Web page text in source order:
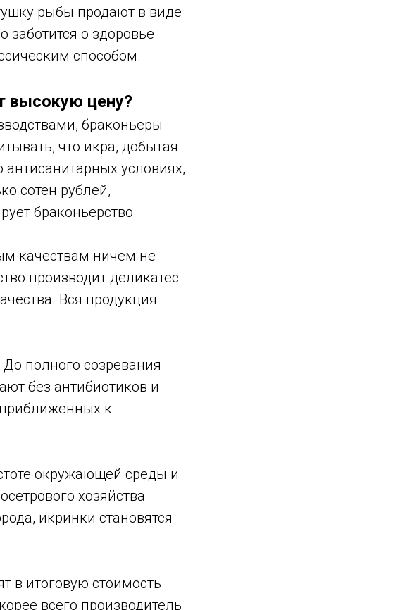
рыбы продают в виде
заботится о здоровье
способом.
высокую цену?
браконьеры
что икра, добытая
антисанитарных условиях,
сотен рублей,
браконьерство.
качествам ничем не
производит деликатес
Вся продукция
полного созревания
без антибиотиков и
к
окружающей среды и
хозяйства
икринки становятся
в итоговую стоимость
всего производитель